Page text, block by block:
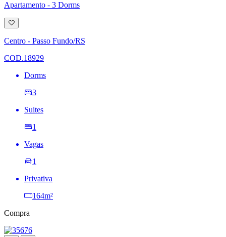
Apartamento - 3 Dorms
Adicionar
à
lista
de
Centro - Passo Fundo/RS
COD.18929
Dorms
3
Suites
1
Vagas
1
Privativa
164m²
Compra